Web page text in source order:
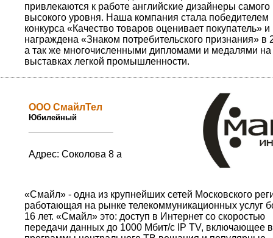
привлекаются к работе английские дизайнеры самого
высокого уровня. Наша компания стала победителем
конкурса «Качество товаров оценивает покупатель» и
награждена «Знаком потребительского признания» в
а так же многочисленными дипломами и медалями на
выставках легкой промышленности.
ООО СмайлТел
Юбилейный
Адрес: Соколова 8 а
«Смайл» - одна из крупнейших сетей Московского
работающая на рынке телекоммуникационных услуг
16 лет. «Смайл» это: доступ в Интернет со скоростью
передачи данных до 1000 Мбит/с IP TV, включающее